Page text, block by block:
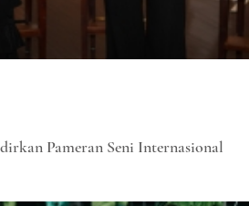
Pameran Seni Internasional